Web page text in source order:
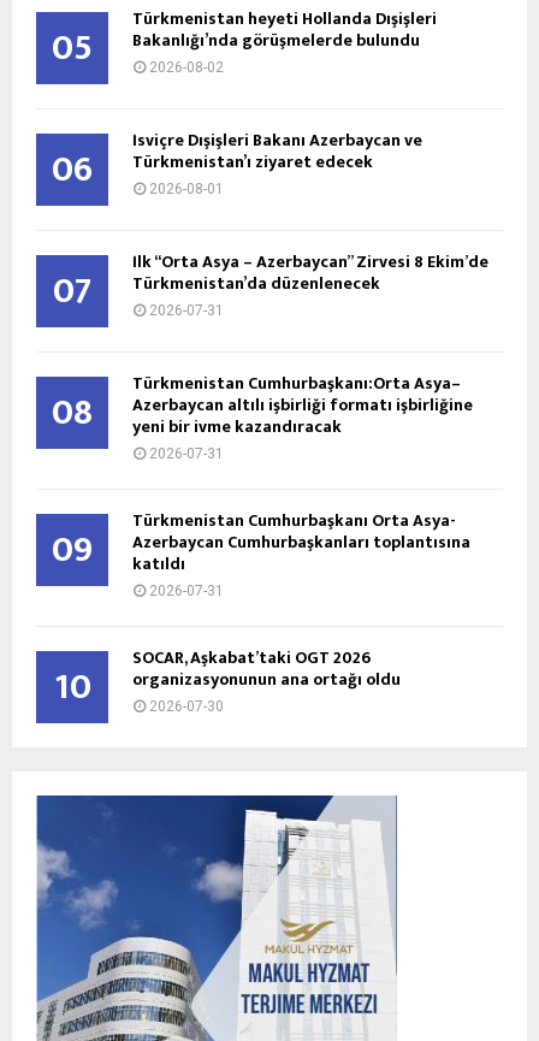
05 Türkmenistan heyeti Hollanda Dışişleri
Bakanlığı’nda görüşmelerde bulundu
2026-08-02
06 İsviçre Dışişleri Bakanı Azerbaycan ve
Türkmenistan’ı ziyaret edecek
2026-08-01
07 İlk “Orta Asya – Azerbaycan” Zirvesi 8 Ekim’de
Türkmenistan’da düzenlenecek
2026-07-31
08 Türkmenistan Cumhurbaşkanı:Orta Asya–
Azerbaycan altılı işbirliği formatı işbirliğine
yeni bir ivme kazandıracak
2026-07-31
09 Türkmenistan Cumhurbaşkanı Orta Asya-
Azerbaycan Cumhurbaşkanları toplantısına
katıldı
2026-07-31
10 SOCAR, Aşkabat’taki OGT 2026
organizasyonunun ana ortağı oldu
2026-07-30